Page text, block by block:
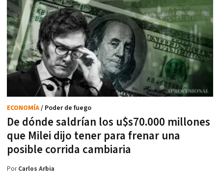
De dónde saldrían los u$s70.000 millones
que Milei dijo tener para frenar una
posible corrida cambiaria
ECONOMÍA/ Poder de fuego
PorCarlos Arbia